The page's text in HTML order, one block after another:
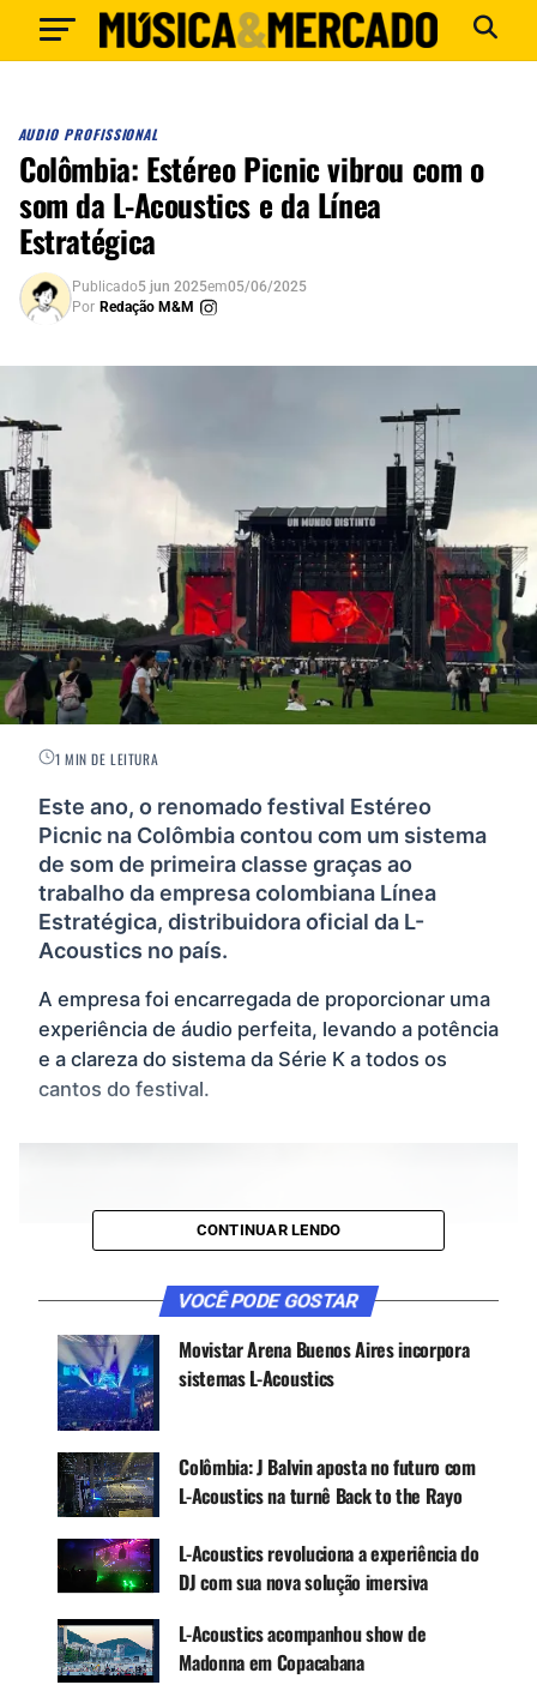
AUDIO PROFISSIONAL
Colômbia: Estéreo Picnic vibrou com o
som da L-Acoustics e da Línea
Estratégica
Publicado5 jun 2025em05/06/2025
Por Redação M&M
1 MIN DE LEITURA
Este ano, o renomado festival Estéreo
Picnic na Colômbia contou com um sistema
de som de primeira classe graças ao
trabalho da empresa colombiana Línea
Estratégica, distribuidora oficial da L-
Acoustics no país.
A empresa foi encarregada de proporcionar uma
experiência de áudio perfeita, levando a potência
e a clareza do sistema da Série K a todos os
cantos do festival.
CONTINUAR LENDO
VOCÊ PODE GOSTAR
Movistar Arena Buenos Aires incorpora
sistemas L-Acoustics
Colômbia: J Balvin aposta no futuro com
L-Acoustics na turnê Back to the Rayo
L-Acoustics revoluciona a experiência do
DJ com sua nova solução imersiva
L-Acoustics acompanhou show de
Madonna em Copacabana